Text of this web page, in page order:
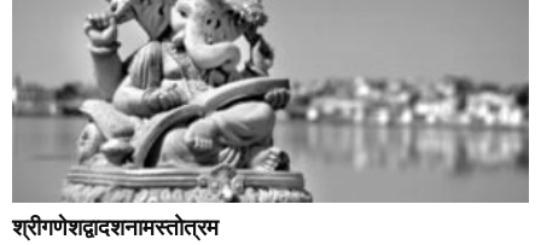
श्रीगणेशद्वादशनामस्तोत्रम